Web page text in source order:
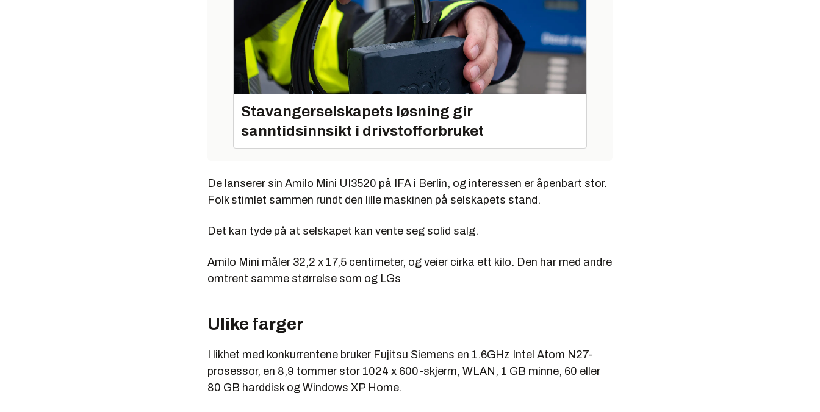
Stavangerselskapets løsning gir
sanntidsinnsikt i drivstofforbruket
De lanserer sin Amilo Mini UI3520 på IFA i Berlin, og interessen er åpenbart stor.
Folk stimlet sammen rundt den lille maskinen på selskapets stand.
Det kan tyde på at selskapet kan vente seg solid salg.
Amilo Mini måler 32,2 x 17,5 centimeter, og veier cirka ett kilo. Den har med andre
omtrent samme størrelse som og LGs
Ulike farger
I likhet med konkurrentene bruker Fujitsu Siemens en 1.6GHz Intel Atom N27-
prosessor, en 8,9 tommer stor 1024 x 600-skjerm, WLAN, 1 GB minne, 60 eller
80 GB harddisk og Windows XP Home.